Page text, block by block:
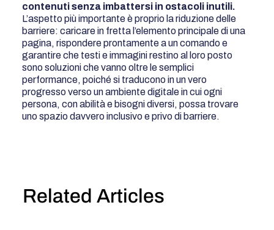
contenuti senza imbattersi in ostacoli inutili.
L’aspetto più importante è proprio la riduzione delle
barriere: caricare in fretta l’elemento principale di una
pagina, rispondere prontamente a un comando e
garantire che testi e immagini restino al loro posto
sono soluzioni che vanno oltre le semplici
performance, poiché si traducono in un vero
progresso verso un ambiente digitale in cui ogni
persona, con abilità e bisogni diversi, possa trovare
uno spazio davvero inclusivo e privo di barriere.
Related Articles